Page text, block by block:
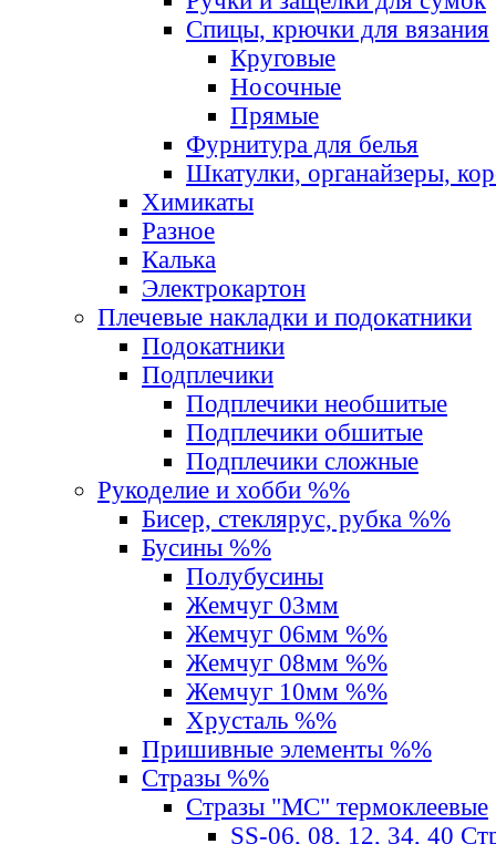
Спицы, крючки для вязания
Круговые
Носочные
Прямые
Фурнитура для белья
Шкатулки, органайзеры,
Химикаты
Разное
Калька
Электрокартон
Плечевые накладки и подокатники
Подокатники
Подплечики
Подплечики необшитые
Подплечики обшитые
Подплечики сложные
Рукоделие и хобби %%
Бисер, стеклярус, рубка %%
Бусины %%
Полубусины
Жемчуг 03мм
Жемчуг 06мм %%
Жемчуг 08мм %%
Жемчуг 10мм %%
Хрусталь %%
Пришивные элементы %%
Стразы %%
Стразы "MС" термоклеевые
SS-06, 08, 12, 34, 40